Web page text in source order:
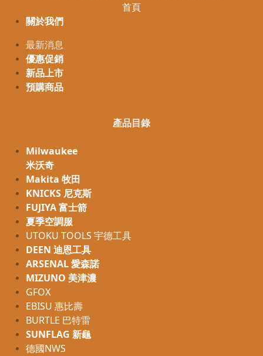
首頁
關於我們
最新消息
優惠促銷
新品上市
預購商品
產品目錄
Milwaukee
米沃奇
Makita 牧田
KNICKS 尼克斯
FUJIYA 富士箭
夏季空調服
UTOKU TOOLS 宇德工具
DEEN 迪恩工具
ARSENAL 愛森諾
MIZUNO 美津濃
GFOX
EBISU 惠比壽
BURTLE 巴特雷
SUNFLAG 新龜
德國NWS